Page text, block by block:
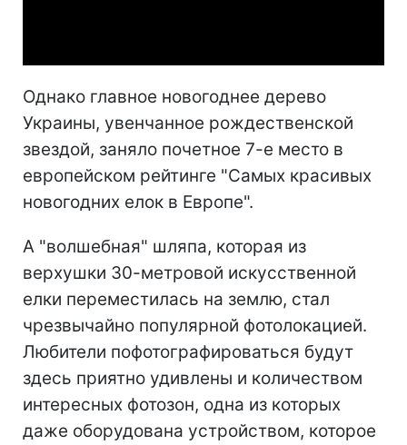
Однако главное новогоднее дерево
Украины, увенчанное рождественской
звездой, заняло почетное 7-е место в
европейском рейтинге "Самых красивых
новогодних елок в Европе".
А "волшебная" шляпа, которая из
верхушки 30-метровой искусственной
елки переместилась на землю, стал
чрезвычайно популярной фотолокацией.
Любители пофотографироваться будут
здесь приятно удивлены и количеством
интересных фотозон, одна из которых
даже оборудована устройством, которое